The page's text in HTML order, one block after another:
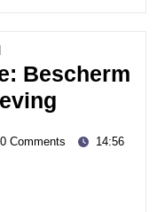
Category
Bescherm
0 Comments 14:56